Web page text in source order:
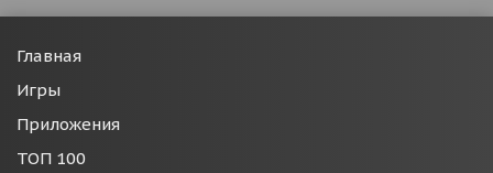
Главная
Игры
Приложения
ТОП 100